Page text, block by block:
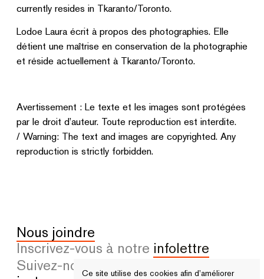
currently resides in Tkaranto/Toronto.
Lodoe Laura écrit à propos des photographies. Elle
détient une maîtrise en conservation de la photographie
et réside actuellement à Tkaranto/Toronto.
Avertissement : Le texte et les images sont protégées
par le droit d’auteur. Toute reproduction est interdite.
/ Warning: The text and images are copyrighted. Any
reproduction is strictly forbidden.
Nous joindre
Inscrivez-vous à notre infolettre
Suivez-nous surCe site utilise des cookies afin d’améliorer